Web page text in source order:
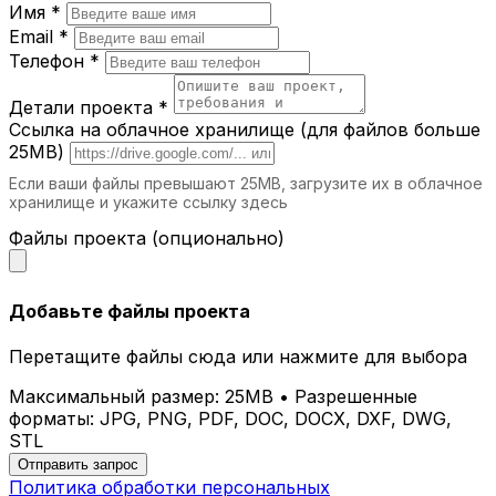
Дома.Параметрический стол станет
украшением гостиной, кухни или
кабинета.
Рестораны и кафе.Уникальные столы
подчеркнут атмосферу вашего заведения.
Выставочные залы.Столы с
оригинальным дизайном привлекают
внимание и создают эффектный фон для
презентаций.
Учебные заведения.Создайте
комфортные и стильные рабочие зоны для
студентов и преподавателей.
Почему выбирают iParametric?
столы, которые соответствуют вашему
видению и задачам.
Инновационные технологии.Используем
современное оборудование для
достижения идеального результата.
Экологичность.
Имя *
Email *
Телефон *
Детали проекта *
Ссылка на облачное хранилище (для файлов больше
25MB)
Если ваши файлы превышают 25MB, загрузите их в облачное
хранилище и укажите ссылку здесь
Файлы проекта (опционально)
Добавьте файлы проекта
Перетащите файлы сюда или нажмите для выбора
Максимальный размер: 25MB • Разрешенные
форматы: JPG, PNG, PDF, DOC, DOCX, DXF, DWG,
STL
Отправить запрос
Политика обработки персональных